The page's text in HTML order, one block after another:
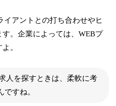
イアントとの打ち合わせやヒ
。企業によっては、WEBプ
。
人を探すときは、柔軟に考
ですね。